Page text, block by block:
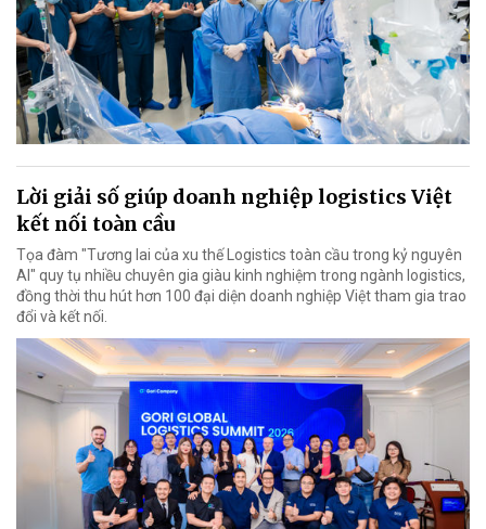
Lời giải số giúp doanh nghiệp logistics Việt
kết nối toàn cầu
Tọa đàm "Tương lai của xu thế Logistics toàn cầu trong kỷ nguyên
AI" quy tụ nhiều chuyên gia giàu kinh nghiệm trong ngành logistics,
đồng thời thu hút hơn 100 đại diện doanh nghiệp Việt tham gia trao
đổi và kết nối.